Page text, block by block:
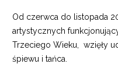
Od czerwca do listopada
artystycznych
Trzeciego Wieku, wzięły
śpiewu i tańca.